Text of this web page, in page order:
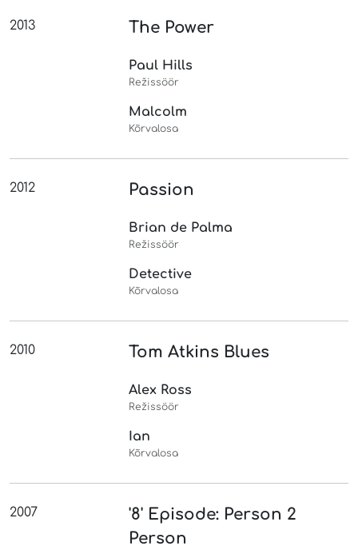
2013 The Power
Paul Hills
Režissöör
Malcolm
Kõrvalosa
2012 Passion
Brian de Palma
Režissöör
Detective
Kõrvalosa
2010 Tom Atkins Blues
Alex Ross
Režissöör
Ian
Kõrvalosa
2007
'8' Episode: Person 2
Person